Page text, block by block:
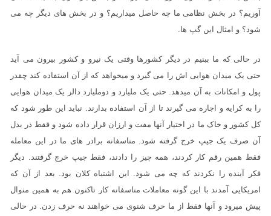
آوریم؟ در بخش نظامی ما چه حاصل میداریم؟ و در بخش های دیگر چه می
شود؟ و امثال این گپ ها.
در حالی که ما ببنیم در دیگر کشورها وقتی یک نیرو و کشور بیرون می آید
حتی یک میدان هوایی اش را می گیرد و میخواهد که از آن استفاده کند چقدر
پول و امکانات به آن میدهد. حتی یک ملیارد و دوملیارد دالر یک میدان هوایی
را به کرایه و اجاره می گیرند تا از آن استفاده بدارند. نباید این طور شود که
کل کشور و خاک ما در اختیار آنها مفت و ارزان قرار داده شود و فقط در بدل
آن صرف یک جیپ خرج گرفته شود. متاسفانه برادر های ما در این معامله
فقط همین رقم کار کردند، همه چیز را دادند، فقط جیپ خرچ گرفتند. دیگر
فکر آینده را نکردند که چه می شود. این اشتباه کلان بود. بعد از آن که
امریکایی آمدند با این گونه معاملات متاسفانه کار تاکنون هم به همین منوال
پیش میرود و آنها فقط از ما حرف شنوی می خواهند نه حرف زدن. در حالی